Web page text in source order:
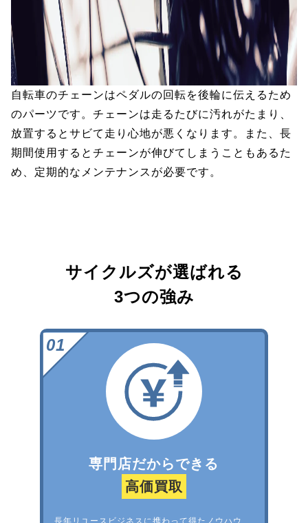
自転車のチェーンはペダルの回転を後輪に伝えるため
のパーツです。チェーンは走るたびに汚れがたまり、
放置するとサビて走り心地が悪くなります。また、長
期間使用するとチェーンが伸びてしまうこともあるた
め、定期的なメンテナンスが必要です。
サイクルズが選ばれる
3つの強み
専門店だからできる
高価買取